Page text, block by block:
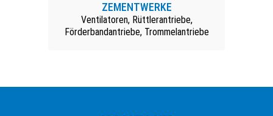
ZEMENTWERKE
Ventilatoren, Rüttlerantriebe,
Förderbandantriebe, Trommelantriebe